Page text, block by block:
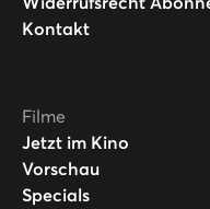
Kontakt
Filme
Jetzt im Kino
Vorschau
Specials